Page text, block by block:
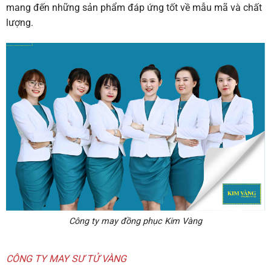
mang đến những sản phẩm đáp ứng tốt về mẫu mã và chất
lượng.
Công ty may đồng phục Kim Vàng
CÔNG TY MAY SƯ TỬ VÀNG